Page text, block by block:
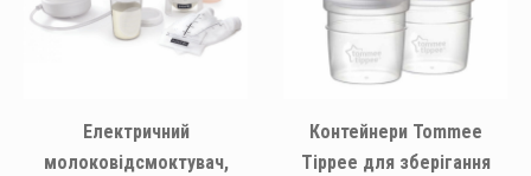
Електричний
молоковідсмоктувач,
Контейнери Tommee
Tippee для зберігання